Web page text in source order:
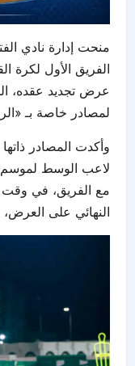
منحت إدارة نادي
الفريق الأول لكرة
عرض تجديد عقده،
لمصادر خاصة بـ
وأكدت المصادر
لاعب الوسط لموسم
مع الفريق، في
النهائي على